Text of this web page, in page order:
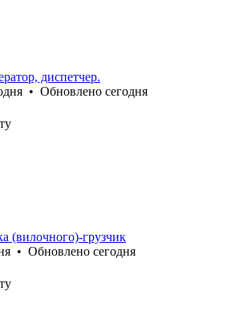
диспетчер.
• Обновлено сегодня
(вилочного)-грузчик
• Обновлено сегодня